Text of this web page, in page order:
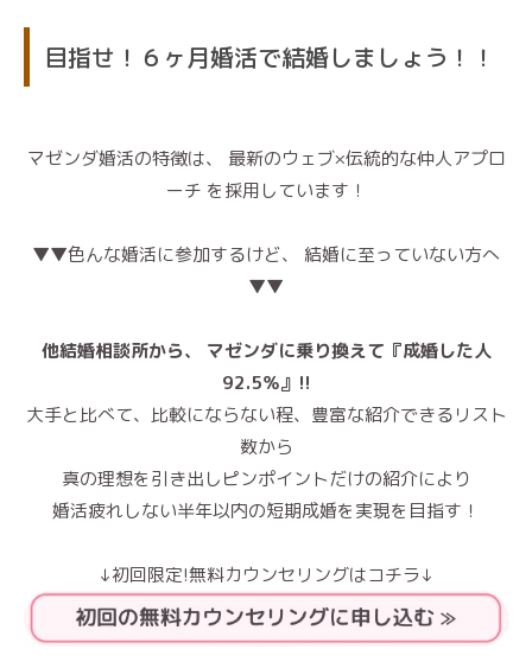
目指せ！６ヶ月婚活で結婚しましょう！！
マゼンダ婚活の特徴は、 最新のウェブ×伝統的な仲人アプロ
ーチ を採用しています！
▼▼色んな婚活に参加するけど、 結婚に至っていない方へ
▼▼
他結婚相談所から、 マゼンダに乗り換えて『成婚した人
92.5％』!!
大手と比べて、比較にならない程、豊富な紹介できるリスト
数から
真の理想を引き出しピンポイントだけの紹介により
婚活疲れしない半年以内の短期成婚を実現を目指す！
↓初回限定!無料カウンセリングはコチラ↓